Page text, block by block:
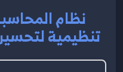
نظام
تنظيمية لتحسين